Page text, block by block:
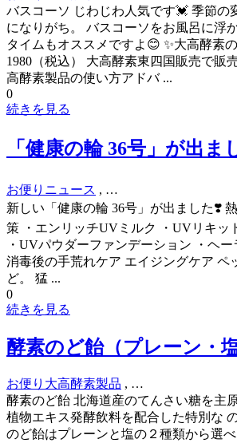
バスコーソ じわじわ人気です💓 季節の
になりがち。 バスコーソをお風呂に浮
タイムもオススメですよ😊 ✨大高酵素
1980（税込） 大高酵素東四国販売で販
高酵素製品の使い方アドバ ...
0
続きを見る
「健康の輪 36号」が出ま
お便り ニュース , …
新しい「健康の輪 36号」が出ました❣️
策 ・エンリッチUVミルク ・UVリキッ
・UVパウダーファンデーション ・ヘー
消毒後の手荒れケア エイジングケア ペ
ど。 猛 ...
0
続きを見る
酵素のど飴（プレーン・塩
お便り 大高酵素製品 , …
酵素のど飴 北海道産のてんさい糖を主
植物エキス発酵飲料を配合した特別な
のど飴はプレーンと塩の２種類から選